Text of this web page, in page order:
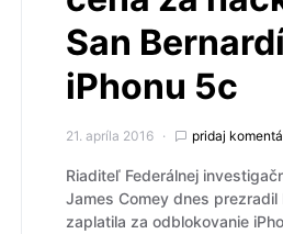
San
iPhonu 5c
21. apríla 2016 pridaj
Riaditeľ Federálnej
James Comey dnes
zaplatila za odblokovanie